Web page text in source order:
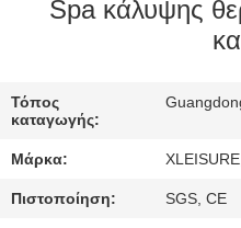
CONTROL
US
REQUEST
Spa κάλυψης
Τόπος
καταγωγής:
Μάρκα:
Πιστοποίηση: SGS, CE